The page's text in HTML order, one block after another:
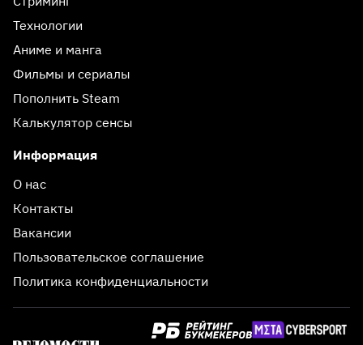
Технологии
Аниме и манга
Фильмы и сериалы
Пополнить Steam
Калькулятор сенсы
Информация
О нас
Контакты
Вакансии
Пользовательское соглашение
Политика конфиденциальности